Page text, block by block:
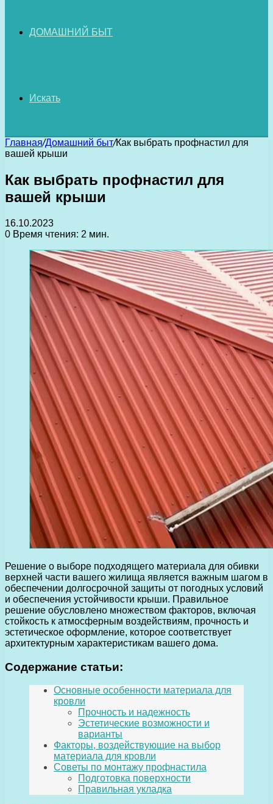
ДОМАШНИЙ БЫТ
Искать
Главная/Домашний быт/Как выбрать профнастил для
вашей крыши
Как выбрать профнастил для
вашей крыши
16.10.2023
0 Время чтения: 2 мин.
Решение о выборе подходящего материала для обивки
верхней части вашего жилища является важным шагом в
обеспечении долгосрочной защиты от погодных условий
и обеспечения устойчивости крыши. Правильное
решение обусловлено множеством факторов, включая
стойкость к атмосферным воздействиям, прочность и
эстетическое оформление, которое соответствует
архитектурным характеристикам вашего дома.
Содержание статьи:
Основные особенности материала для
кровли
Прочность и надежность
Эстетические возможности и
варианты
Факторы, воздействующие на выбор
материала для кровли
Советы по монтажу профнастила
Подготовка поверхности
Правильная укладка